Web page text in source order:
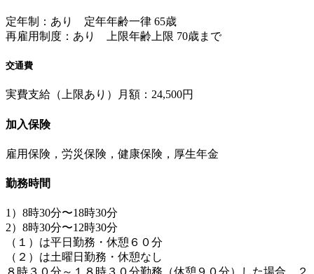
定年制：あり 定年年齢一律 65歳
再雇用制度：あり 上限年齢上限 70歳まで
交通費
実費支給（上限あり）月額：24,500円
加入保険
雇用保険，労災保険，健康保険，厚生年金
勤務時間
1）8時30分〜18時30分
2）8時30分〜12時30分
（１）は平日勤務・休憩６０分
（２）は土曜日勤務・休憩なし